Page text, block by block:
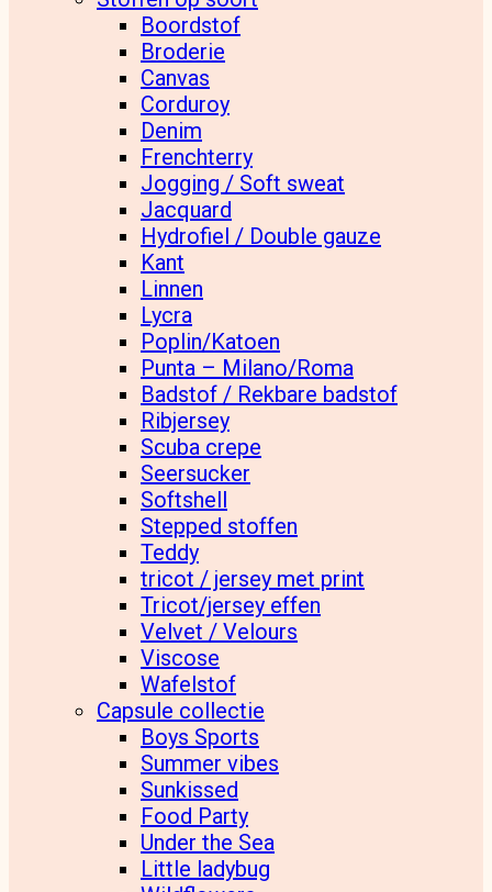
Boordstof
Broderie
Canvas
Corduroy
Denim
Frenchterry
Jogging / Soft sweat
Jacquard
Hydrofiel / Double gauze
Kant
Linnen
Lycra
Poplin/Katoen
Punta – Milano/Roma
Badstof / Rekbare badstof
Ribjersey
Scuba crepe
Seersucker
Softshell
Stepped stoffen
Teddy
tricot / jersey met print
Tricot/jersey effen
Velvet / Velours
Viscose
Wafelstof
Capsule collectie
Boys Sports
Summer vibes
Sunkissed
Food Party
Under the Sea
Little ladybug